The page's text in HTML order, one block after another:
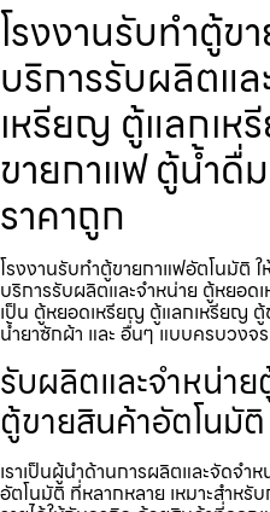
โรงงานรับทำตู้ข
บริการรับผลิตแ
เหรียญ ตู้แลกเ
ขายกาแฟ ตู้น้ำดื่
ราคาถูก
โรงงานรับทำตู้ขายกาแฟ​อัตโนมัติ
บริการรับผลิตและจำหน่าย ตู้หยอด
เป็น ตู้หยอดเหรียญ ตู้แลกเหรียญ
น้ำยาซักผ้า และ อื่นๆ แบบครบวงจ
รับผลิตและจำหน่า
ตู้ขายสินค้าอัตโนมั
เราเป็นผู้นำด้านการผลิตและจัดจำ
อัตโนมัติ ที่หลากหลาย เหมาะสำหรั